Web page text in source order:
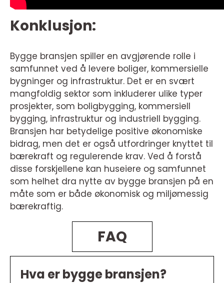
Konklusjon:
Bygge bransjen spiller en avgjørende rolle i
samfunnet ved å levere boliger, kommersielle
bygninger og infrastruktur. Det er en svært
mangfoldig sektor som inkluderer ulike typer
prosjekter, som boligbygging, kommersiell
bygging, infrastruktur og industriell bygging.
Bransjen har betydelige positive økonomiske
bidrag, men det er også utfordringer knyttet til
bærekraft og regulerende krav. Ved å forstå
disse forskjellene kan huseiere og samfunnet
som helhet dra nytte av bygge bransjen på en
måte som er både økonomisk og miljømessig
bærekraftig.
FAQ
Hva er bygge bransjen?